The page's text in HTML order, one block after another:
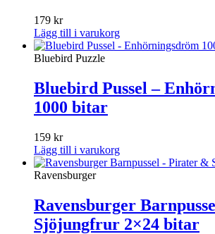
179 kr
Lägg till i varukorg
Bluebird Puzzle
Bluebird Pussel –
1000 bitar
159 kr
Lägg till i varukorg
Ravensburger
Ravensburger
Sjöjungfrur 2×24 bitar